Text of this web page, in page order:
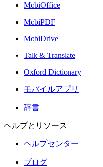
MobiOffice
MobiPDF
MobiDrive
Talk & Translate
Oxford Dictionary
モバイルアプリ
辞書
ヘルプとリソース
ヘルプセンター
ブログ